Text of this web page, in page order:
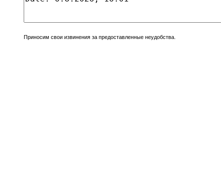
Приносим свои извинения за предоставленные неудобства.